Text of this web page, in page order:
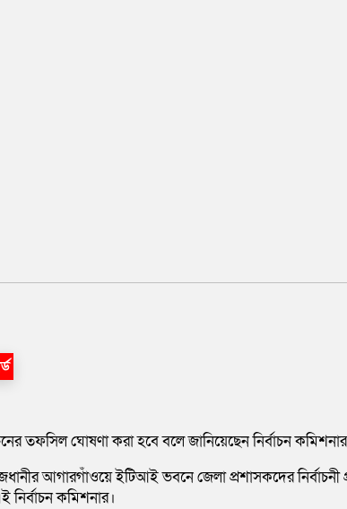
তফসিল ঘোষণা করা হবে বলে জানিয়েছেন নির্বাচন
আগারগাঁওয়ে ইটিআই ভবনে জেলা প্রশাসকদের
নির্বাচন কমিশনার।